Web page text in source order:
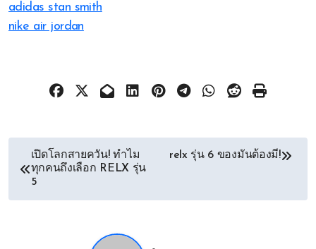
adidas stan smith
nike air jordan
เปิดโลกสายควัน! ทำไม
ทุกคนถึงเลือก RELX รุ่น
5
relx รุ่น 6 ของมันต้องมี!